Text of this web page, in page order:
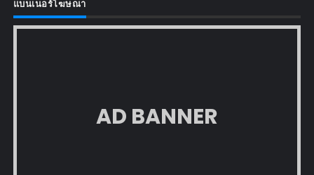
แบนเนอร์โฆษณา
AD BANNER